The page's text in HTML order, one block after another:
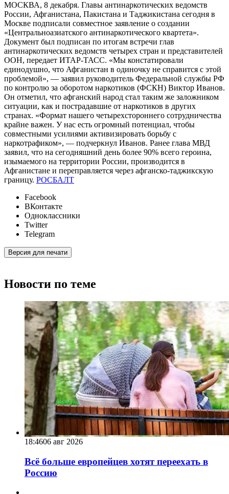
МОСКВА, 8 декабря. Главы антинаркотических ведомств
России, Афганистана, Пакистана и Таджикистана сегодня в
Москве подписали совместное заявление о создании
«Центральноазиатского антинаркотического квартета».
Документ был подписан по итогам встречи глав
антинаркотических ведомств четырех стран и представителей
ООН, передает ИТАР-ТАСС. «Мы констатировали
единодушно, что Афганистан в одиночку не справится с этой
проблемой», — заявил руководитель Федеральной службы РФ
по контролю за оборотом наркотиков (ФСКН) Виктор Иванов.
Он отметил, что афганский народ стал таким же заложником
ситуации, как и пострадавшие от наркотиков в других
странах. «Формат нашего четырехстороннего сотрудничества
крайне важен. У нас есть огромный потенциал, чтобы
совместными усилиями активизировать борьбу с
наркотрафиком», — подчеркнул Иванов. Ранее глава МВД
заявил, что на сегодняшний день более 90% всего героина,
изымаемого на территории России, производится в
Афганистане и переправляется через афганско-таджикскую
границу. РОСБАЛТ
Facebook
ВКонтакте
Одноклассники
Twitter
Telegram
Версия для печати
Новости по теме
18:4606 авг 2026
Всё больше европейцев хотят переехать в
Россию